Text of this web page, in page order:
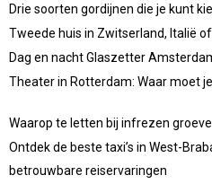
Drie soorten gordijnen die je kunt
Tweede huis in Zwitserland, Italië
Dag en nacht Glaszetter
Theater in Rotterdam: Waar moet
Waarop te letten bij infrezen
Ontdek de beste taxi’s in West-
betrouwbare reiservaringen